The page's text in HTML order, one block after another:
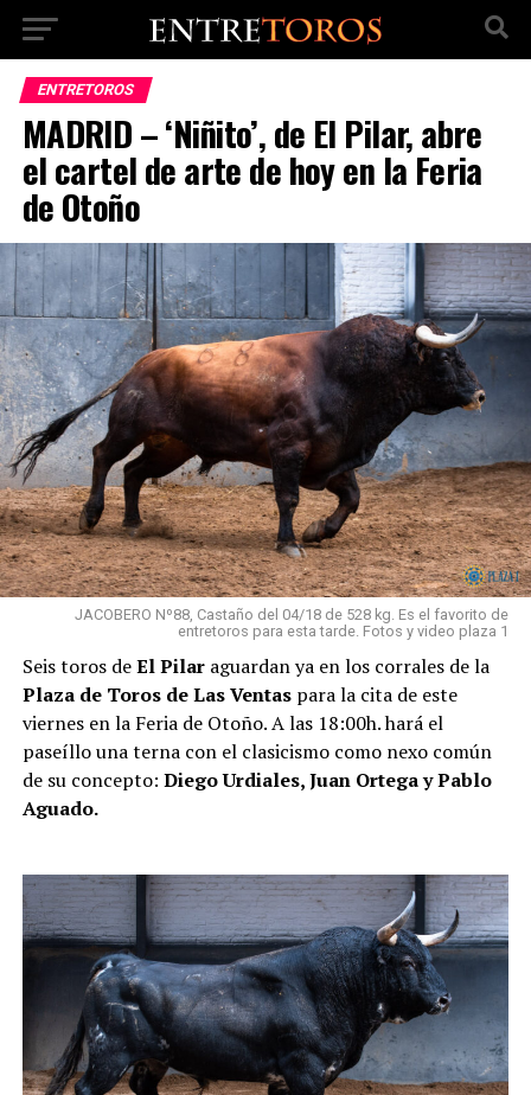
ENTRETOROS
MADRID – ‘Niñito’, de El Pilar, abre
el cartel de arte de hoy en la Feria
de Otoño
JACOBERO Nº88, Castaño del 04/18 de 528 kg. Es el favorito de
entretoros para esta tarde. Fotos y video plaza 1
Seis toros deEl Pilar aguardan ya en los corrales de la
Plaza de Toros de Las Ventas para la cita de este
viernes en la Feria de Otoño. A las 18:00h. hará el
paseíllo una terna con el clasicismo como nexo común
de su concepto: Diego Urdiales, Juan Ortega y Pablo
Aguado.